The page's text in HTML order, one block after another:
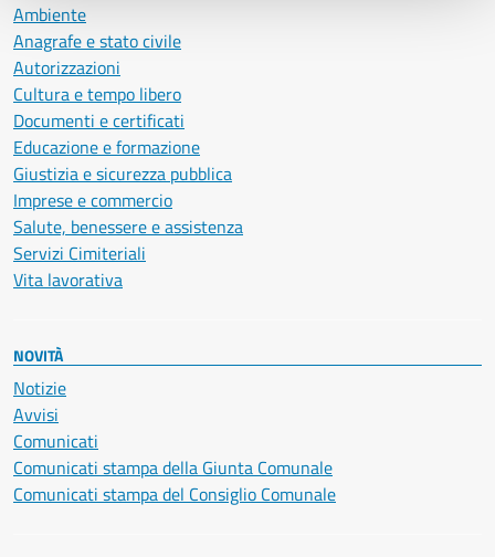
Ambiente
Anagrafe e stato civile
Autorizzazioni
Cultura e tempo libero
Documenti e certificati
Educazione e formazione
Giustizia e sicurezza pubblica
Imprese e commercio
Salute, benessere e assistenza
Servizi Cimiteriali
Vita lavorativa
NOVITÀ
Notizie
Avvisi
Comunicati
Comunicati stampa della Giunta Comunale
Comunicati stampa del Consiglio Comunale